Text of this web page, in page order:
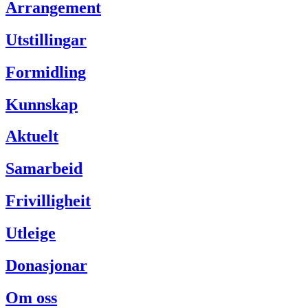
Arrangement
Utstillingar
Formidling
Kunnskap
Aktuelt
Samarbeid
Frivilligheit
Utleige
Donasjonar
Om oss